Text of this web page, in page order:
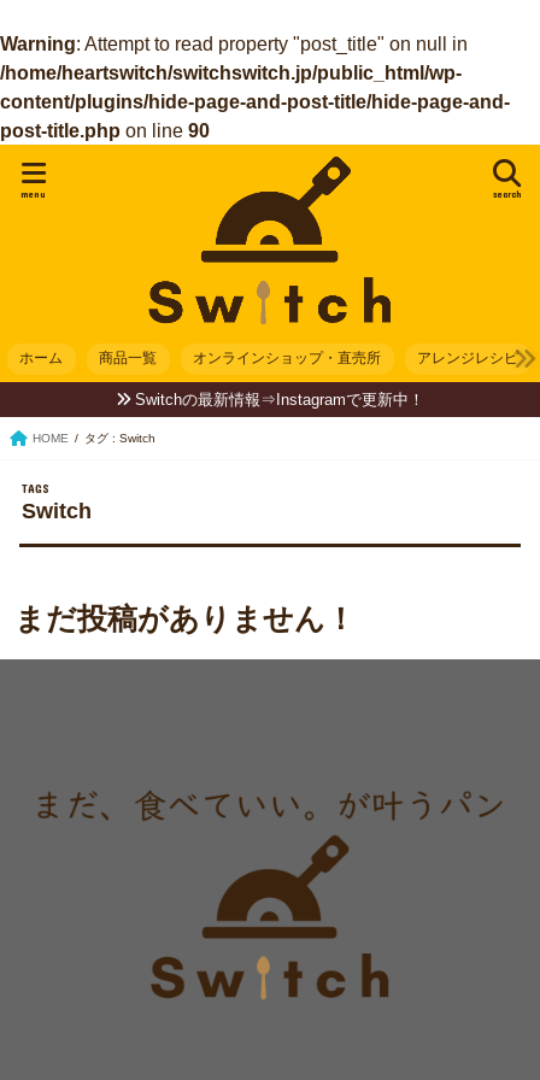
Warning: Attempt to read property "post_title" on null in
/home/heartswitch/switchswitch.jp/public_html/wp-
content/plugins/hide-page-and-post-title/hide-page-and-
post-title.php on line 90
search
menu
ホーム 商品一覧 オンラインショップ・直売所 アレンジレシピ
Switchの最新情報⇒Instagramで更新中！
HOME タグ : Switch
Switch
まだ投稿がありません！